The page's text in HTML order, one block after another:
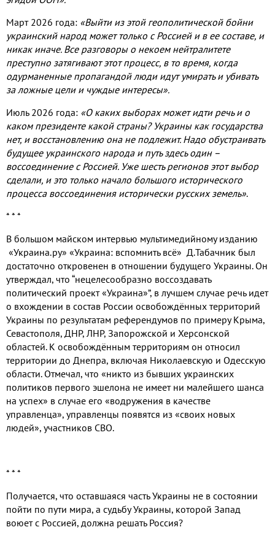
Март 2026 года: «Выйти из этой геополитической бойни
украинский народ может только с Россией и в ее составе, и
никак иначе. Все разговоры о некоем нейтралитете
преступно затягивают этот процесс, в то время, когда
одурманенные пропагандой люди идут умирать и убивать
за ложные цели и чуждые интересы».
Июль 2026 года: «О каких выборах может идти речь и о
каком президенте какой страны? Украины как государства
нет, и восстановлению она не подлежит. Надо обустраивать
будущее украинского народа и путь здесь один –
воссоединение с Россией. Уже шесть регионов этот выбор
сделали, и это только начало большого исторического
процесса воссоединения исторически русских земель».
* * *
В большом майском интервью мультимедийному изданию
«Украина.ру» «Украина: вспомнить всё» Д.Табачник был
достаточно откровенен в отношении будущего Украины. Он
утверждал, что “нецелесообразно воссоздавать
политический проект «Украина»”, в лучшем случае речь идет
о вхождении в состав России освобождённых территорий
Украины по результатам референдумов по примеру Крыма,
Севастополя, ДНР, ЛНР, Запорожской и Херсонской
областей. К освобождённым территориям он относил
территории до Днепра, включая Николаевскую и Одесскую
области. Отмечал, что «никто из бывших украинских
политиков первого эшелона не имеет ни малейшего шанса
на успех» в случае его «водружения в качестве
управленца», управленцы появятся из «своих новых
людей», участников СВО.
* * *
Получается, что оставшаяся часть Украины не в состоянии
пойти по пути мира, а судьбу Украины, которой Запад
воюет с Россией, должна решать Россия?